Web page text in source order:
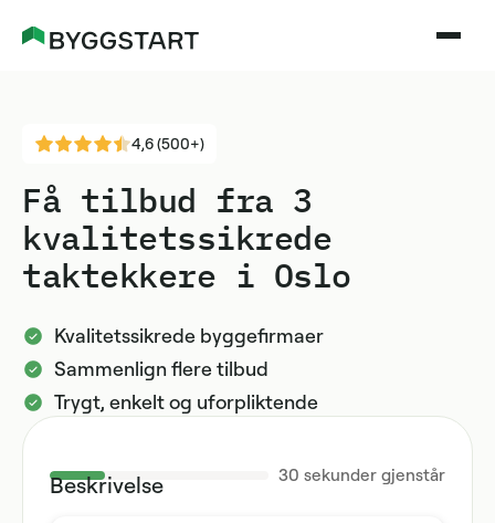
4,6 (500+)
Få tilbud fra 3
kvalitetssikrede
taktekkere i Oslo
Kvalitetssikrede byggefirmaer
Sammenlign flere tilbud
Trygt, enkelt og uforpliktende
30 sekunder gjenstår
Beskrivelse